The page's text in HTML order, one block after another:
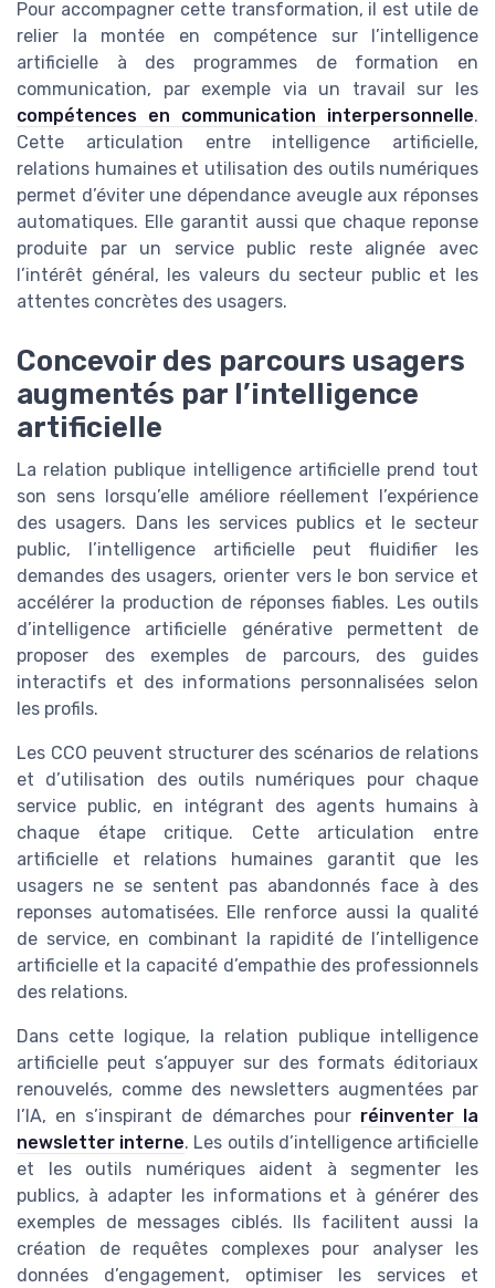
Pour accompagner cette transformation, il est utile de
relier la montée en compétence sur l’intelligence
artificielle à des programmes de formation en
communication, par exemple via un travail sur les
compétences en communication interpersonnelle.
Cette articulation entre intelligence artificielle,
relations humaines et utilisation des outils numériques
permet d’éviter une dépendance aveugle aux réponses
automatiques. Elle garantit aussi que chaque reponse
produite par un service public reste alignée avec
l’intérêt général, les valeurs du secteur public et les
attentes concrètes des usagers.
Concevoir des parcours usagers
augmentés par l’intelligence
artificielle
La relation publique intelligence artificielle prend tout
son sens lorsqu’elle améliore réellement l’expérience
des usagers. Dans les services publics et le secteur
public, l’intelligence artificielle peut fluidifier les
demandes des usagers, orienter vers le bon service et
accélérer la production de réponses fiables. Les outils
d’intelligence artificielle générative permettent de
proposer des exemples de parcours, des guides
interactifs et des informations personnalisées selon
les profils.
Les CCO peuvent structurer des scénarios de relations
et d’utilisation des outils numériques pour chaque
service public, en intégrant des agents humains à
chaque étape critique. Cette articulation entre
artificielle et relations humaines garantit que les
usagers ne se sentent pas abandonnés face à des
reponses automatisées. Elle renforce aussi la qualité
de service, en combinant la rapidité de l’intelligence
artificielle et la capacité d’empathie des professionnels
des relations.
Dans cette logique, la relation publique intelligence
artificielle peut s’appuyer sur des formats éditoriaux
renouvelés, comme des newsletters augmentées par
l’IA, en s’inspirant de démarches pour réinventer la
newsletter interne. Les outils d’intelligence artificielle
et les outils numériques aident à segmenter les
publics, à adapter les informations et à générer des
exemples de messages ciblés. Ils facilitent aussi la
création de requêtes complexes pour analyser les
données d’engagement, optimiser les services et